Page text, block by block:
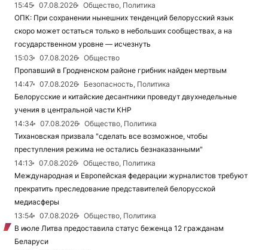
15:45
07.08.2026
Общество, Политика
ОПК: При сохранении нынешних тенденций белорусский язык
скоро может остаться только в небольших сообществах, а на
государственном уровне — исчезнуть
15:03
07.08.2026
Общество
Пропавший в Гродненском районе грибник найден мертвым
14:47
07.08.2026
Безопасность, Политика
Белорусские и китайские десантники проведут двухнедельные
учения в центральной части КНР
14:34
07.08.2026
Общество, Политика
Тихановская призвала "сделать все возможное, чтобы
преступления режима не остались безнаказанными"
14:13
07.08.2026
Общество, Политика
Международная и Европейская федерации журналистов требуют
прекратить преследование представителей белорусской
медиасферы
13:54
07.08.2026
Общество, Политика
В июле Литва предоставила статус беженца 12 гражданам
Беларуси